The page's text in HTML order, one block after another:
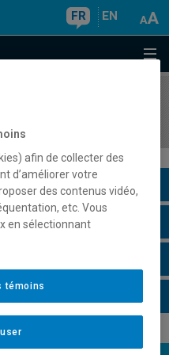
FR EN
afin de collecter des
d’améliorer votre
des contenus vidéo,
etc. Vous
en sélectionnant
témoins